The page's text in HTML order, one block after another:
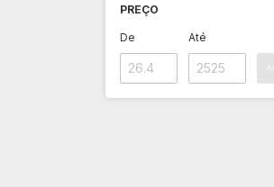
PREÇO
De Até